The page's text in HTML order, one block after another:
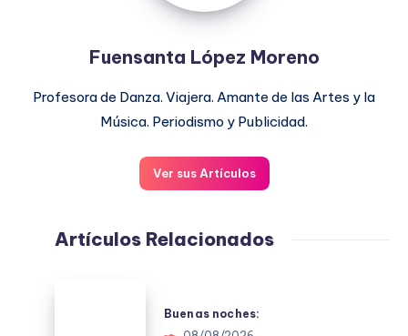
Fuensanta López Moreno
Profesora de Danza. Viajera. Amante de las Artes y la
Música. Periodismo y Publicidad.
Ver sus Artículos
Artículos Relacionados
Buenas noches: